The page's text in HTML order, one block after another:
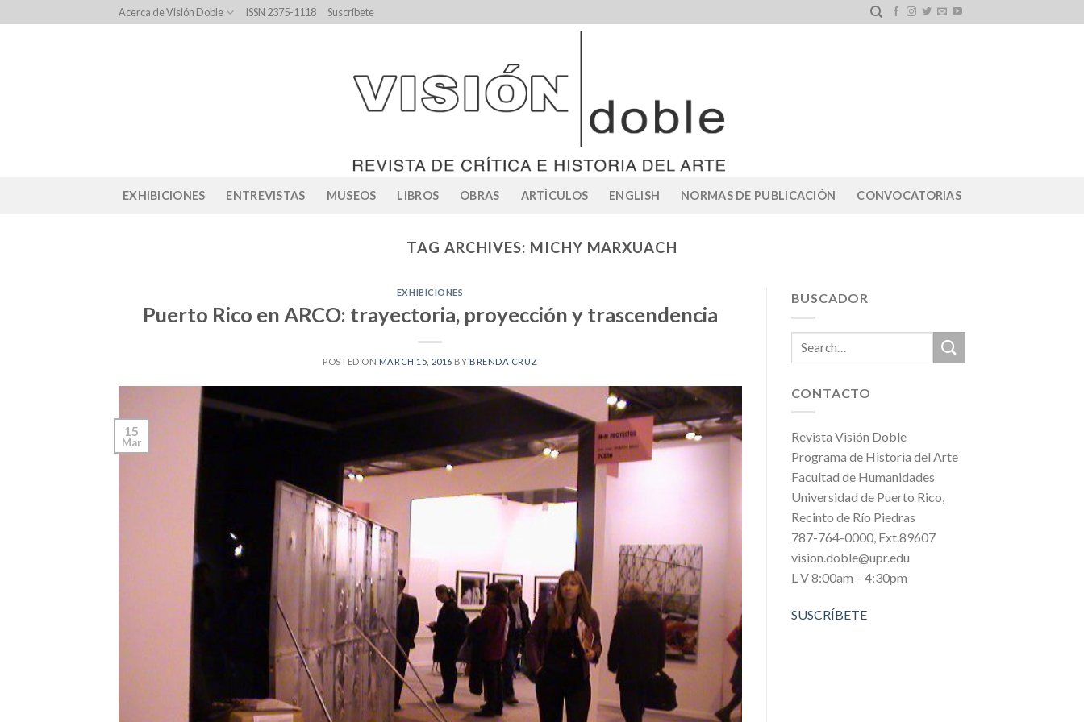
to
Acerca de Visión Doble ISSN 2375-1118 Suscríbete
EXHIBICIONES ENTREVISTAS MUSEOS LIBROS OBRAS ARTÍCULOS ENGLISH NORMAS DE PUBLICACIÓN CONVOCATORIAS
TAG ARCHIVES: MICHY MARXUACH
EXHIBICIONES
Puerto Rico en ARCO: trayectoria, proyección y trascendencia
POSTED ON MARCH 15, 2016 BY BRENDA CRUZ
15
Mar
BUSCADOR
CONTACTO
Revista Visión Doble
Programa de Historia del Arte
Facultad de Humanidades
Universidad de Puerto Rico,
Recinto de Río Piedras
787-764-0000, Ext.89607
vision.doble@upr.edu
L-V 8:00am – 4:30pm
SUSCRÍBETE